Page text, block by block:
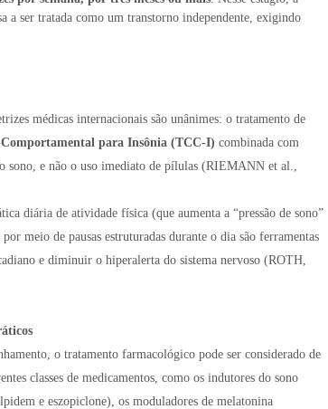
a ser tratada como um transtorno independente, exigindo
médicas internacionais são unânimes: o tratamento de
para Insônia (TCC-I) combinada com
sono, e não o uso imediato de pílulas (RIEMANN et al.,
diária de atividade física (que aumenta a “pressão de sono”
meio de pausas estruturadas durante o dia são ferramentas
e diminuir o hiperalerta do sistema nervoso (ROTH,
o tratamento farmacológico pode ser considerado de
classes de medicamentos, como os indutores do sono
e eszopiclone), os moduladores de melatonina